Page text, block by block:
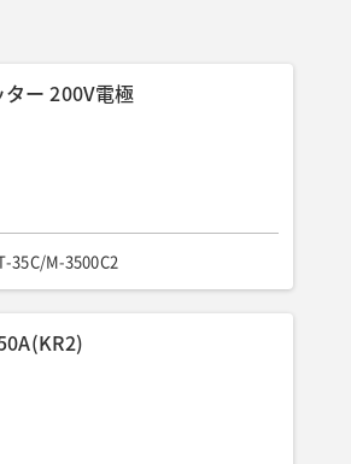
ー 200V電極
35C/M-3500C2